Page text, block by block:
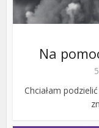
Na
Chciałam